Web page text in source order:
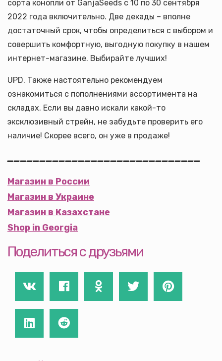
сорта конопли от GanjaSeeds с 10 по 30 сентября
2022 года включительно. Две декады – вполне
достаточный срок, чтобы определиться с выбором и
совершить комфортную, выгодную покупку в нашем
интернет-магазине. Выбирайте лучших!
UPD. Также настоятельно рекомендуем
ознакомиться с пополнениями ассортимента на
складах. Если вы давно искали какой-то
эксклюзивный стрейн, не забудьте проверить его
наличие! Скорее всего, он уже в продаже!
______________________________
Магазин в России
Магазин в Украине
Магазин в Казахстане
Shop in Georgia
Поделиться с друзьями